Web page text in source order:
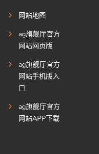
网站地图
ag旗舰厅官方
网站网页版
ag旗舰厅官方
网站手机版入
口
ag旗舰厅官方
网站APP下载